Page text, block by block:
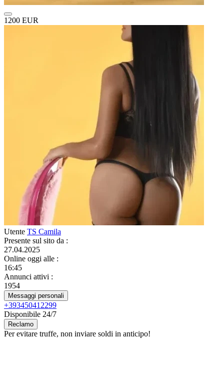
1200 EUR
Utente TS Camila
Presente sul sito da :
27.04.2025
Online oggi alle :
16:45
Annunci attivi :
1954
Messaggi personali
+393450412299
Disponibile 24/7
Reclamo
Per evitare truffe, non inviare soldi in anticipo!